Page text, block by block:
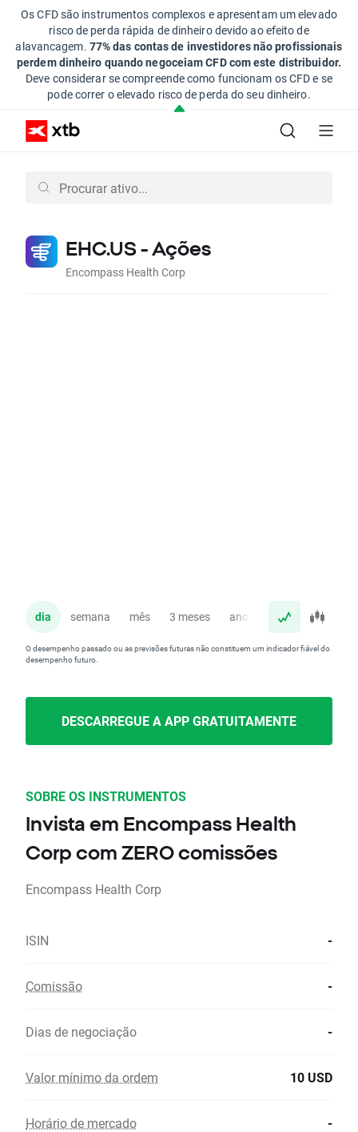
Os CFD são instrumentos complexos e apresentam um elevado
risco de perda rápida de dinheiro devido ao efeito de
alavancagem. 77% das contas de investidores não profissionais
perdem dinheiro quando negoceiam CFD com este distribuidor.
Deve considerar se compreende como funcionam os CFD e se
pode correr o elevado risco de perda do seu dinheiro.
EHC.US - Ações
Encompass Health Corp
dia semana mês 3 meses ano
O desempenho passado ou as previsões futuras não constituem um indicador fiável do
desempenho futuro.
DESCARREGUE A APP GRATUITAMENTE
SOBRE OS INSTRUMENTOS
Invista em Encompass Health
Corp com ZERO comissões
Encompass Health Corp
ISIN -
Comissão -
Dias de negociação -
Valor mínimo da ordem 10 USD
Horário de mercado -